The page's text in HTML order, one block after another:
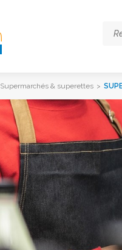
Supermarchés & superettes >